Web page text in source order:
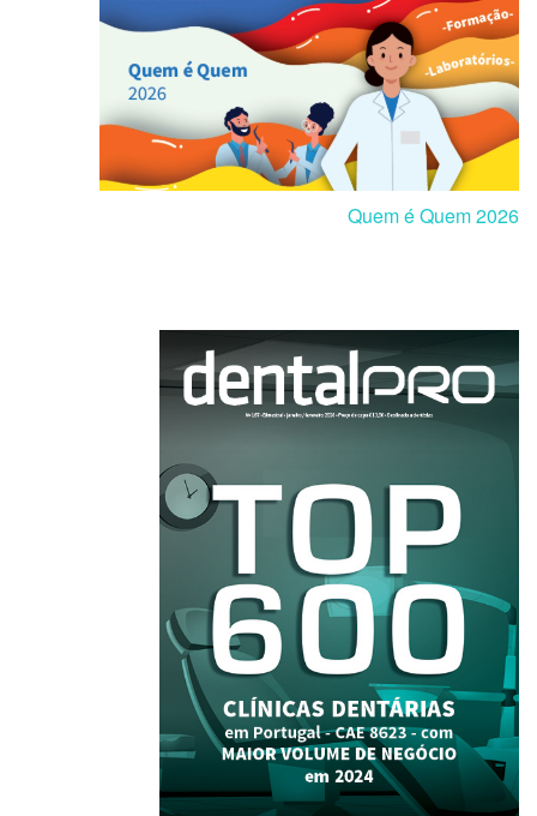
Quem é Quem 2026